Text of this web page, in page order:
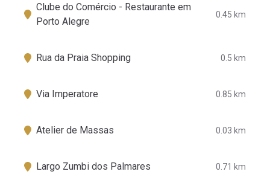
Clube do Comércio - Restaurante em
Porto Alegre
0.45 km
Rua da Praia Shopping 0.5 km
Via Imperatore 0.85 km
Atelier de Massas 0.03 km
Largo Zumbi dos Palmares 0.71 km